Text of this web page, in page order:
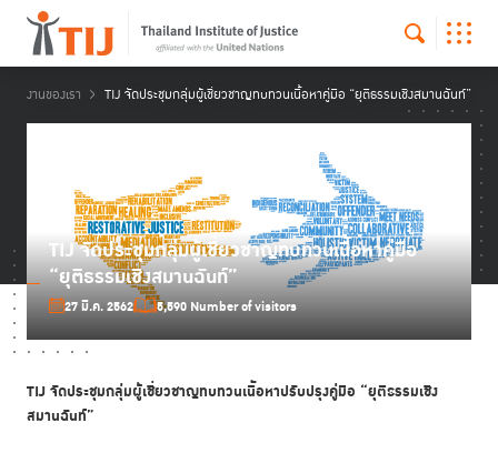
งานของเรา TIJ จัดประชุมกลุ่มผู้เชี่ยวชาญทบทวนเนื้อหาคู่มือ “ยุติธรรมเชิงสมานฉันท์”
TIJ จัดประชุมกลุ่มผู้เชี่ยวชาญทบทวนเนื้อหาคู่มือ
“ยุติธรรมเชิงสมานฉันท์”
27 มี.ค. 2562 5,590 Number of visitors
TIJ จัดประชุมกลุ่มผู้เชี่ยวชาญทบทวนเนื้อหาปรับปรุงคู่มือ “ยุติธรรมเชิง
สมานฉันท์”